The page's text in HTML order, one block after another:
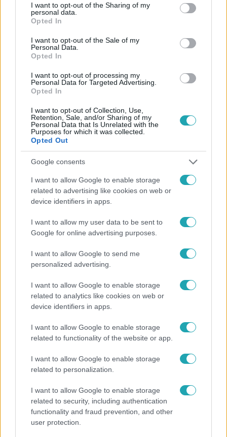
not limited to your visit or usage behaviour. You may click to
grant or deny consent to Google and its third-party tags to
use your data for below specified purposes in below Google
consent section.
I want to opt-out of the Sharing of my
personal data.
Opted In
I want to opt-out of the Sale of my
Personal Data.
Opted In
I want to opt-out of processing my
Personal Data for Targeted Advertising.
Opted In
I want to opt-out of Collection, Use,
Retention, Sale, and/or Sharing of my
Personal Data that Is Unrelated with the
Purposes for which it was collected.
Opted Out
Google consents
I want to allow Google to enable storage
related to advertising like cookies on web or
device identifiers in apps.
I want to allow my user data to be sent to
Google for online advertising purposes.
I want to allow Google to send me
personalized advertising.
I want to allow Google to enable storage
related to analytics like cookies on web or
device identifiers in apps.
I want to allow Google to enable storage
related to functionality of the website or app.
I want to allow Google to enable storage
related to personalization.
I want to allow Google to enable storage
related to security, including authentication
functionality and fraud prevention, and other
user protection.
Kövess minket, és értesülj a friss hírekről a
HÍRADÓ #VIDEÓ #ADÁSRÉSZLETEK
TOP HÍREK
MINI-DUBAJ #LAKÓGYŰLÉS
Népszerű
Horoszkóp
Ennek a 3 csillagjegynek váratlan sikereket hozhat